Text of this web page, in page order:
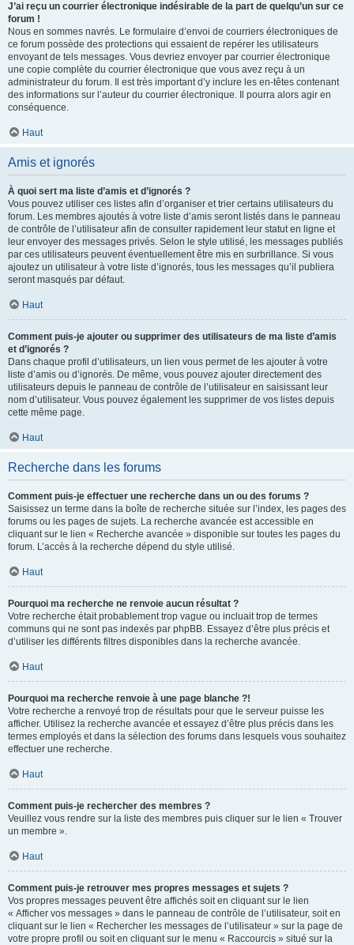
J’ai reçu un courrier électronique indésirable de la part de quelqu’un sur ce
forum !
Nous en sommes navrés. Le formulaire d’envoi de courriers électroniques de
ce forum possède des protections qui essaient de repérer les utilisateurs
envoyant de tels messages. Vous devriez envoyer par courrier électronique
une copie complète du courrier électronique que vous avez reçu à un
administrateur du forum. Il est très important d’y inclure les en-têtes contenant
des informations sur l’auteur du courrier électronique. Il pourra alors agir en
conséquence.
Haut
Amis et ignorés
À quoi sert ma liste d’amis et d’ignorés ?
Vous pouvez utiliser ces listes afin d’organiser et trier certains utilisateurs du
forum. Les membres ajoutés à votre liste d’amis seront listés dans le panneau
de contrôle de l’utilisateur afin de consulter rapidement leur statut en ligne et
leur envoyer des messages privés. Selon le style utilisé, les messages publiés
par ces utilisateurs peuvent éventuellement être mis en surbrillance. Si vous
ajoutez un utilisateur à votre liste d’ignorés, tous les messages qu’il publiera
seront masqués par défaut.
Haut
Comment puis-je ajouter ou supprimer des utilisateurs de ma liste d’amis
et d’ignorés ?
Dans chaque profil d’utilisateurs, un lien vous permet de les ajouter à votre
liste d’amis ou d’ignorés. De même, vous pouvez ajouter directement des
utilisateurs depuis le panneau de contrôle de l’utilisateur en saisissant leur
nom d’utilisateur. Vous pouvez également les supprimer de vos listes depuis
cette même page.
Haut
Recherche dans les forums
Comment puis-je effectuer une recherche dans un ou des forums ?
Saisissez un terme dans la boîte de recherche située sur l’index, les pages des
forums ou les pages de sujets. La recherche avancée est accessible en
cliquant sur le lien « Recherche avancée » disponible sur toutes les pages du
forum. L’accès à la recherche dépend du style utilisé.
Haut
Pourquoi ma recherche ne renvoie aucun résultat ?
Votre recherche était probablement trop vague ou incluait trop de termes
communs qui ne sont pas indexés par phpBB. Essayez d’être plus précis et
d’utiliser les différents filtres disponibles dans la recherche avancée.
Haut
Pourquoi ma recherche renvoie à une page blanche ?!
Votre recherche a renvoyé trop de résultats pour que le serveur puisse les
afficher. Utilisez la recherche avancée et essayez d’être plus précis dans les
termes employés et dans la sélection des forums dans lesquels vous souhaitez
effectuer une recherche.
Haut
Comment puis-je rechercher des membres ?
Veuillez vous rendre sur la liste des membres puis cliquer sur le lien « Trouver
un membre ».
Haut
Comment puis-je retrouver mes propres messages et sujets ?
Vos propres messages peuvent être affichés soit en cliquant sur le lien
« Afficher vos messages » dans le panneau de contrôle de l’utilisateur, soit en
cliquant sur le lien « Rechercher les messages de l’utilisateur » sur la page de
votre propre profil ou soit en cliquant sur le menu « Raccourcis » situé sur la